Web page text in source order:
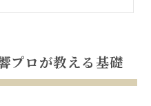
敗例
から始める塗装の基本
プロが教える基礎